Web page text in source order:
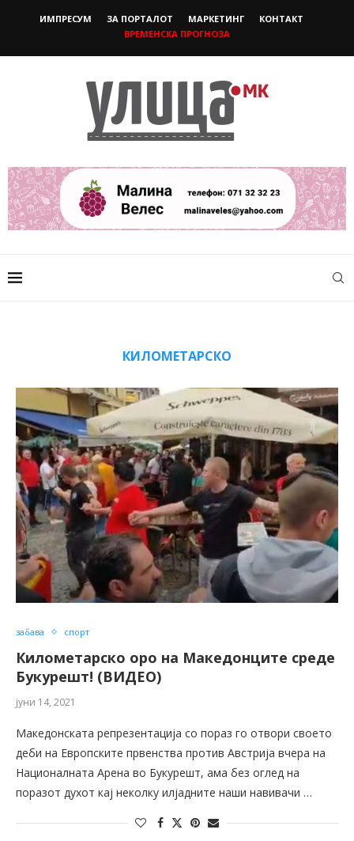
ИМПРЕСУМ ЗА ПОРТАЛОТ МАРКЕТИНГ
КОНТАКТ
ВРЕМЕНСКА ПРОГНОЗА
КИЛОМЕТАРСКО
забава спорт
Километарско оро на Македонците среде
Букурешт! (ВИДЕО)
јуни 14, 2021
Македонската репрезентација со пораз го отвори своето
деби на Европските првенства против Австрија вчера на
Националната Арена во Букурешт, ама без оглед на
поразот духот кај неколку илјадните наши навивачи …